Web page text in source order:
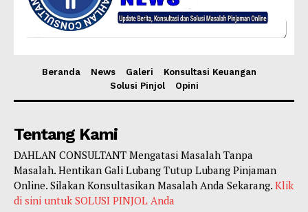
Beranda News Galeri
Konsultasi Keuangan
Solusi Pinjol
Opini
Tentang Kami
DAHLAN CONSULTANT Mengatasi Masalah Tanpa
Masalah. Hentikan Gali Lubang Tutup Lubang Pinjaman
Online. Silakan Konsultasikan Masalah Anda Sekarang. Klik
di sini untuk SOLUSI PINJOL Anda